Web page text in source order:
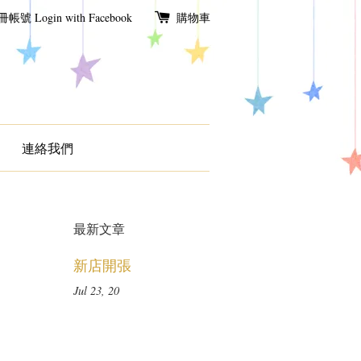
帳號 Login with Facebook 購物車
連絡我們
最新文章
新店開張
Jul 23, 20